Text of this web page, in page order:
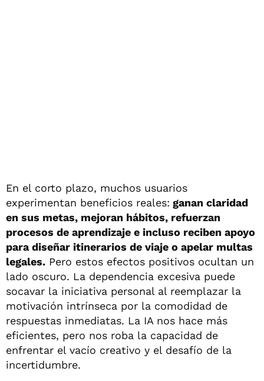
En el corto plazo, muchos usuarios
experimentan beneficios reales: ganan claridad
en sus metas, mejoran hábitos, refuerzan
procesos de aprendizaje e incluso reciben apoyo
para diseñar itinerarios de viaje o apelar multas
legales. Pero estos efectos positivos ocultan un
lado oscuro. La dependencia excesiva puede
socavar la iniciativa personal al reemplazar la
motivación intrínseca por la comodidad de
respuestas inmediatas. La IA nos hace más
eficientes, pero nos roba la capacidad de
enfrentar el vacío creativo y el desafío de la
incertidumbre.